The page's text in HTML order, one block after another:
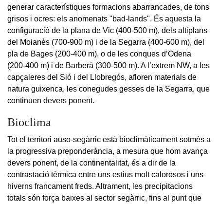
generar característiques formacions abarrancades, de tons
grisos i ocres: els anomenats "bad-lands". És aquesta la
configuració de la plana de Vic (400-500 m), dels altiplans
del Moianès (700-900 m) i de la Segarra (400-600 m), del
pla de Bages (200-400 m), o de les conques d’Odena
(200-400 m) i de Barberà (300-500 m). A l’extrem NW, a les
capçaleres del Sió i del Llobregós, afloren materials de
natura guixenca, les conegudes gesses de la Segarra, que
continuen devers ponent.
Bioclima
Tot el territori auso-segàrric està bioclimàticament sotmès a
la progressiva preponderància, a mesura que hom avança
devers ponent, de la continentalitat, és a dir de la
contrastació tèrmica entre uns estius molt calorosos i uns
hiverns francament freds. Altrament, les precipitacions
totals són força baixes al sector segàrric, fins al punt que